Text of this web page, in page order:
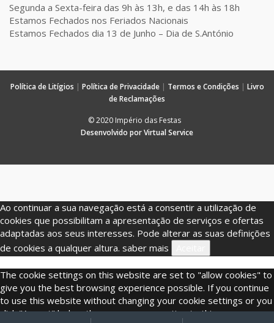
Segunda a Sexta-feira das 9h às 13h, e das 14h às 18h
Estamos Fechados nos Feriados Nacionais
Estamos Fechados dia 13 de Junho – Dia de S.António
Política de Litígios | Política de Privacidade| Termos e Condições | Livro
de Reclamações
© 2020 Império das Festas
Desenvolvido por Virtual Service
Ao continuar a sua navegação está a consentir a utilização de
cookies que possibilitam a apresentação de serviços e ofertas
adaptadas aos seus interesses. Pode alterar as suas definições
de cookies a qualquer altura. saber mais
The cookie settings on this website are set to "allow cookies" to
give you the best browsing experience possible. If you continue
to use this website without changing your cookie settings or you
click "Accept" below then you are consenting to this.